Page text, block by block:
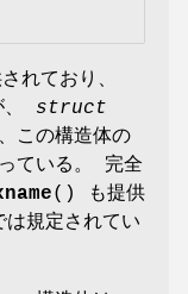
れており、
、 struct
この構造体の
ている。 完全
() も提供
規定されてい